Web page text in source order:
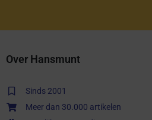
Over Hansmunt
Sinds 2001
Meer dan 30.000 artikelen